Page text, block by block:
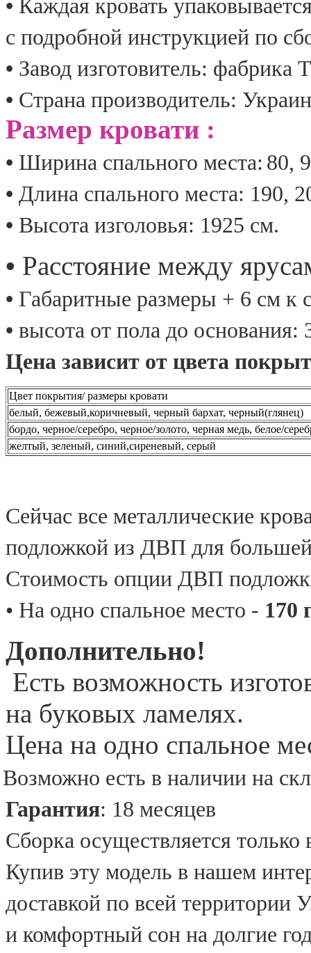
• Каждая кровать
с подробной инструкцией по
• Завод изготовитель: фабрика
• Страна производитель:
Размер кровати :
• Ширина спального места: 80,
• Длина спального места: 190,
• Высота изголовья: 1925 см.
• Расстояние между
• Габаритные размеры + 6 см к
• высота от пола до основания:
Цена зависит от цвета
Цвет покрытия/ размеры кровати
белый, бежевый,коричневый, черный бархат, черный(глянец)
бордо, черное/серебро, черное/золото, черная медь, белое/
желтый, зеленый, синий,сиреневый, серый
Сейчас все металлические
подложкой из ДВП для
Стоимость опции ДВП
• На одно спальное место - 170
Дополнительно!
Есть возможность
на буковых ламелях.
Цена на одно спальное
Возможно есть в наличии на
Гарантия: 18 месяцев
Сборка осуществляется только
Купив эту модель в нашем
доставкой по всей территории
и комфортный сон на долгие